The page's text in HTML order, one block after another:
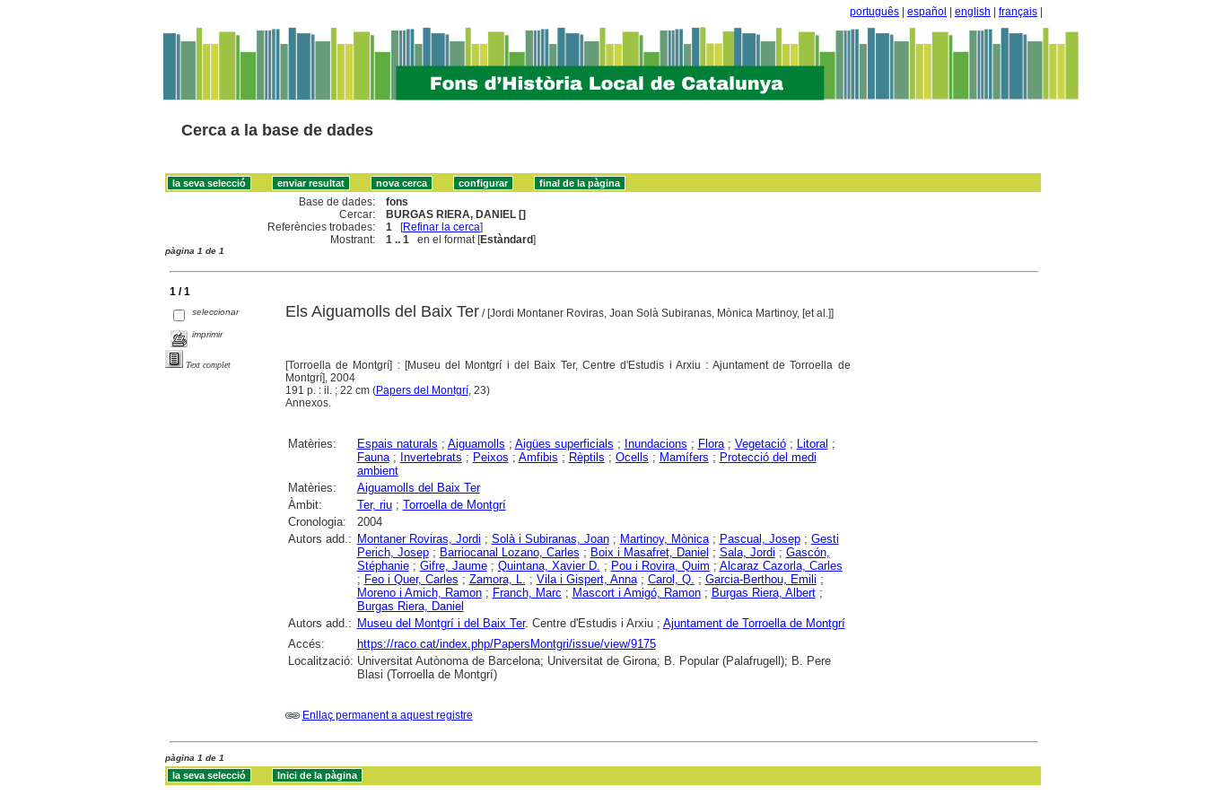
português español english français
Cerca a la base de dades
Base de dades:
fons
Cercar:
BURGAS RIERA, DANIEL []
Referències trobades:
1 [Refinar la cerca]
Mostrant:
1 .. 1 en el format [Estàndard]
pàgina 1 de 1
1 / 1
seleccionar
imprimir
Text complet
Els Aiguamolls del Baix Ter/ [Jordi Montaner Roviras, Joan Solà Subiranas, Mònica Martinoy, [et al.]]
[Torroella de Montgrí] : [Museu del Montgrí i del Baix Ter, Centre d'Estudis i Arxiu : Ajuntament de Torroella de
Montgrí], 2004
191 p. : il. ; 22 cm (Papers del Montgrí, 23)
Annexos.
Matèries: Espais naturals ; Aiguamolls ; Aigües superficials ; Inundacions ; Flora; Vegetació; Litoral ;
Fauna; Invertebrats ; Peixos ; Amfibis ; Rèptils ; Ocells ; Mamífers ; Protecció del medi
ambient
Matèries:
Aiguamolls del Baix Ter
Àmbit:
Ter, riu; Torroella de Montgrí
Cronologia:
2004
Autors add.: Montaner Roviras, Jordi ; Solà i Subiranas, Joan; Martinoy, Mònica; Pascual, Josep; Gesti
Perich, Josep; Barriocanal Lozano, Carles ; Boix i Masafret, Daniel ; Sala, Jordi ; Gascón,
Stéphanie; Gifre, Jaume; Quintana, Xavier D. ; Pou i Rovira, Quim ; Alcaraz Cazorla, Carles
; Feo i Quer, Carles ; Zamora, L. ; Vila i Gispert, Anna; Carol, Q. ; Garcia-Berthou, Emili ;
Moreno i Amich, Ramon; Franch, Marc ; Mascort i Amigó, Ramon; Burgas Riera, Albert;
Burgas Riera, Daniel
Autors add.: Museu del Montgrí i del Baix Ter. Centre d'Estudis i Arxiu ; Ajuntament de Torroella de Montgrí
Accés:
https://raco.cat/index.php/PapersMontgri/issue/view/9175
Localització: Universitat Autònoma de Barcelona; Universitat de Girona; B. Popular (Palafrugell); B. Pere
Blasi (Torroella de Montgrí)
Enllaç permanent a aquest registre
pàgina 1 de 1